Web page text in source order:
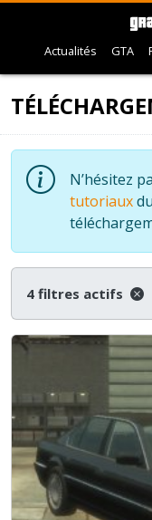
Actualités GTA
N’hésitez
tutoriaux
4 filtres actifs